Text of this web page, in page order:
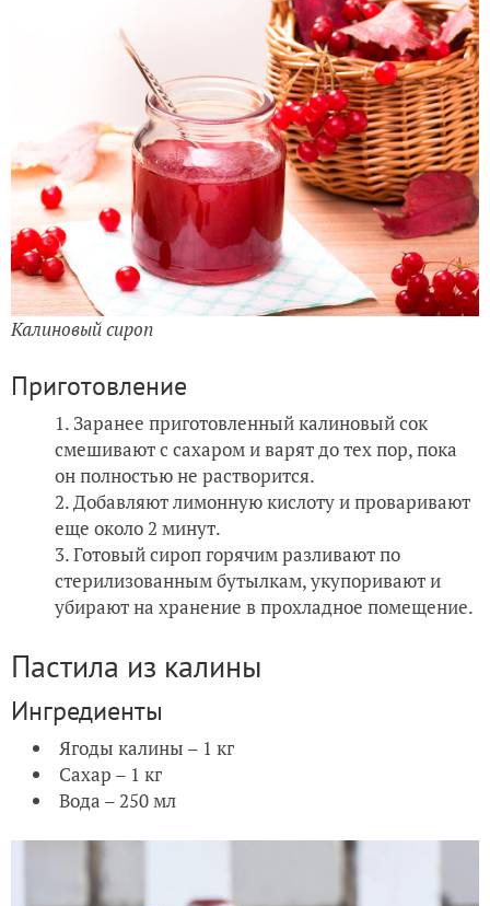
Калиновый сироп
Приготовление
Заранее приготовленный калиновый сок
смешивают с сахаром и варят до тех пор, пока
он полностью не растворится.
Добавляют лимонную кислоту и проваривают
еще около 2 минут.
Готовый сироп горячим разливают по
стерилизованным бутылкам, укупоривают и
убирают на хранение в прохладное помещение.
Пастила из калины
Ингредиенты
Ягоды калины – 1 кг
Сахар – 1 кг
Вода – 250 мл